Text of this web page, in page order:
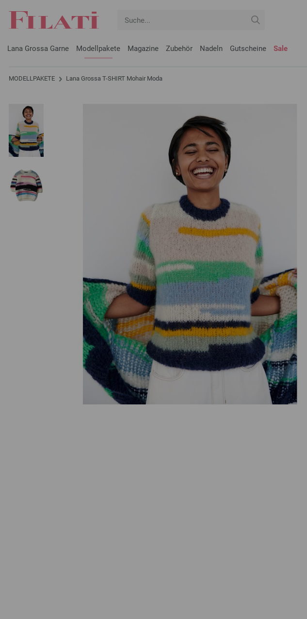
Lana Grossa Garne Modellpakete Magazine Zubehör Nadeln Gutscheine Sale
MODELLPAKETE Lana Grossa T-SHIRT Mohair Moda